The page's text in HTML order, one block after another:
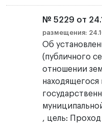
№ 5229 от
размещения:
Об
(публичного
отношении
находящегося
, цель: